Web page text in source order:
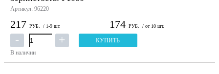
Артикул: 96220
217 РУБ. / 1-9 шт. 174 РУБ. / от 10 шт.
КУПИТЬ
В наличии